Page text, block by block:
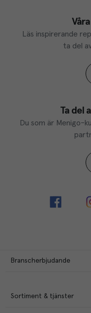
Läs inspirerande
ta del
Ta del
Du som är Menigo-
Branscherbjudande
Sortiment & tjänster